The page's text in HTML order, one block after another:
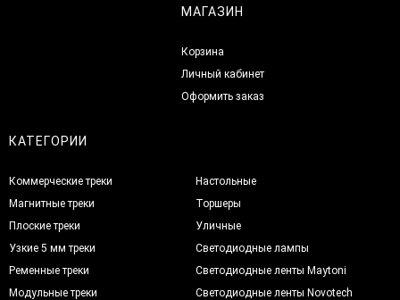
МАГАЗИН
Корзина
Личный кабинет
Оформить заказ
КАТЕГОРИИ
Коммерческие треки
Магнитные треки
Плоские треки
Узкие 5 мм треки
Ременные треки
Модульные треки
Настольные
Торшеры
Уличные
Светодиодные лампы
Светодиодные ленты Maytoni
Светодиодные ленты Novotech